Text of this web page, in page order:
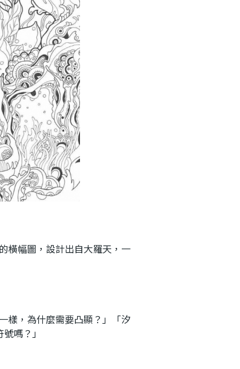
橫幅圖，設計出自大羅天，一
樣，為什麼需要凸顯？」「汐
嗎？」